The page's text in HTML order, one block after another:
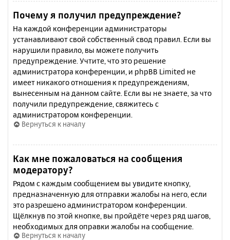
Почему я получил предупреждение?
На каждой конференции администраторы
устанавливают свой собственный свод правил. Если вы
нарушили правило, вы можете получить
предупреждение. Учтите, что это решение
администратора конференции, и phpBB Limited не
имеет никакого отношения к предупреждениям,
вынесенным на данном сайте. Если вы не знаете, за что
получили предупреждение, свяжитесь с
администратором конференции.
Вернуться к началу
Как мне пожаловаться на сообщения
модератору?
Рядом с каждым сообщением вы увидите кнопку,
предназначенную для отправки жалобы на него, если
это разрешено администратором конференции.
Щёлкнув по этой кнопке, вы пройдёте через ряд шагов,
необходимых для оправки жалобы на сообщение.
Вернуться к началу